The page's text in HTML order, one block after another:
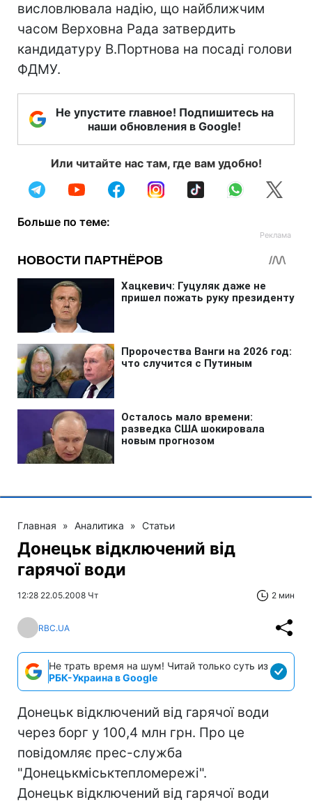
висловлювала надію, що найближчим
часом Верховна Рада затвердить
кандидатуру В.Портнова на посаді голови
ФДМУ.
Не упустите главное! Подпишитесь на
наши обновления в Google!
Или читайте нас там, где вам удобно!
Больше по теме:
Главная » Аналитика » Статьи
Донецьк відключений від
гарячої води
12:28 22.05.2008 Чт 2 мин
RBC.UA
Не трать время на шум! Читай только суть из
РБК-Украина в Google
Донецьк відключений від гарячої води
через борг у 100,4 млн грн. Про це
повідомляє прес-служба
"Донецькміськтепломережі".
Донецьк відключений від гарячої води